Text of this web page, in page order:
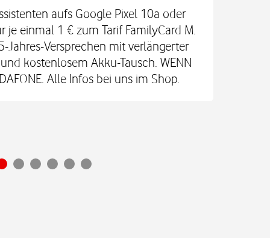
aufs Google Pixel 10a oder
je einmal 1 € zum Tarif FamilyCard M.
Jahres-Versprechen mit verlängerter
kostenlosem Akku-Tausch. WENN
Alle Infos bei uns im Shop.